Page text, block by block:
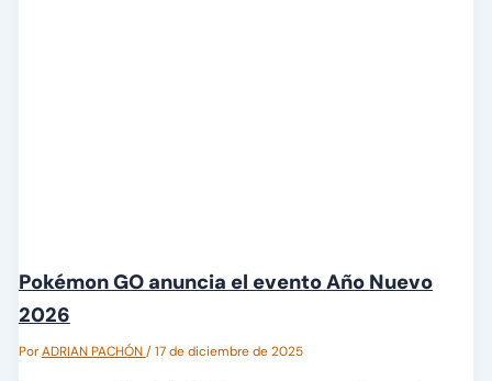
Pokémon GO anuncia el evento Año Nuevo
2026
PorADRIAN PACHÓN/17 de diciembre de 2025